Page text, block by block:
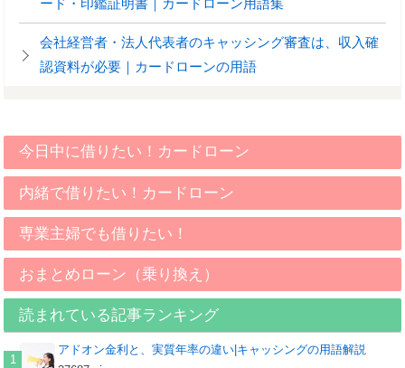
ード・印鑑証明書｜カードローン用語集
会社経営者・法人代表者のキャッシング審査は、収入確
認資料が必要｜カードローンの用語
今日中に借りたい！カードローン
内緒で借りたい！カードローン
専業主婦でも借りたい！
おまとめローン（乗り換え）
読まれている記事ランキング
アドオン金利と、実質年率の違い|キャッシングの用語解説